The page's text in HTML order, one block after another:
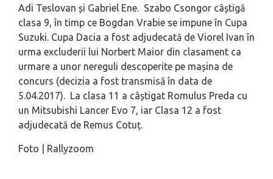
Adi Teslovan și Gabriel Ene. Szabo Csongor câștigă
clasa 9, în timp ce Bogdan Vrabie se impune în Cupa
Suzuki. Cupa Dacia a fost adjudecată de Viorel Ivan în
urma excluderii lui Norbert Maior din clasament ca
urmare a unor nereguli descoperite pe mașina de
concurs (decizia a fost transmisă în data de
5.04.2017). La clasa 11 a câștigat Romulus Preda cu
un Mitsubishi Lancer Evo 7, iar Clasa 12 a fost
adjudecată de Remus Cotuț.
Foto | Rallyzoom